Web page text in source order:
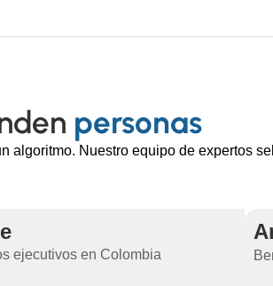
personas
algoritmo. Nuestro equipo de expertos
ejecutivos en Colombia